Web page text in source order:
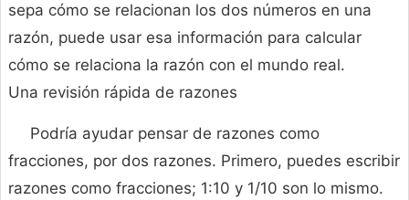
sepa cómo se relacionan los dos números en una
razón, puede usar esa información para calcular
cómo se relaciona la razón con el mundo real.
Una revisión rápida de razones
Podría ayudar pensar de razones como
fracciones, por dos razones. Primero, puedes escribir
razones como fracciones; 1:10 y 1/10 son lo mismo.